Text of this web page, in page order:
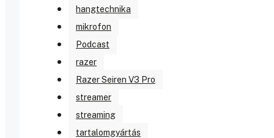
hangtechnika
mikrofon
Podcast
razer
Razer Seiren V3 Pro
streamer
streaming
tartalomgyártás